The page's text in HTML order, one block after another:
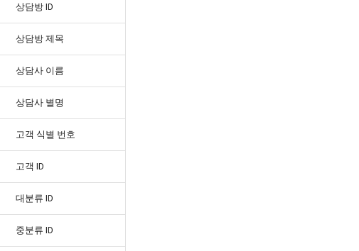
상담방 ID
상담방 제목
상담사 이름
상담사 별명
고객 식별 번호
고객 ID
대분류 ID
중분류 ID